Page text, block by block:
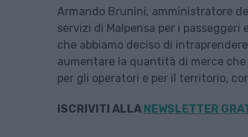
Armando Brunini, amministratore
servizi di Malpensa per i
che abbiamo deciso di
aumentare la quantità di merce
per gli operatori e per il territorio,
ISCRIVITI ALLA NEWSLETTER